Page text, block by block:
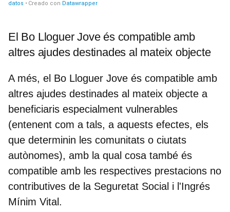
El Bo Lloguer Jove és compatible amb
altres ajudes destinades al mateix objecte
A més, el Bo Lloguer Jove és compatible amb
altres ajudes destinades al mateix objecte a
beneficiaris especialment vulnerables
(entenent com a tals, a aquests efectes, els
que determinin les comunitats o ciutats
autònomes), amb la qual cosa també és
compatible amb les respectives prestacions no
contributives de la Seguretat Social i l'Ingrés
Mínim Vital.